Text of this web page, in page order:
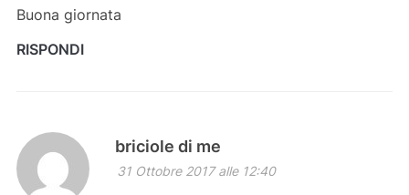
Buona giornata
RISPONDI
briciole di me
31 Ottobre 2017 alle 12:40